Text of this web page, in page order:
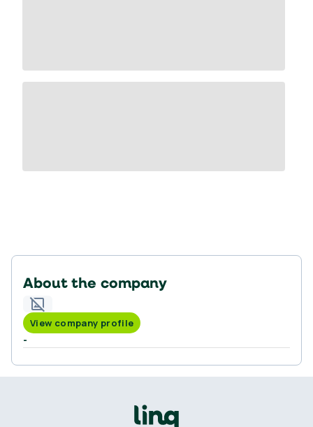
About the company
View company profile
-